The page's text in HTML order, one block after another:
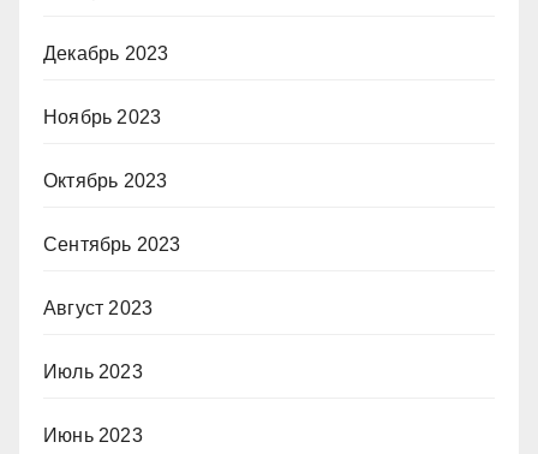
Декабрь 2023
Ноябрь 2023
Октябрь 2023
Сентябрь 2023
Август 2023
Июль 2023
Июнь 2023